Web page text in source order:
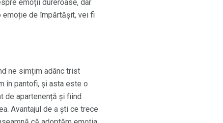
emoții dureroase, dar
emoție de împărtășit, vei fi
ne simțim adânc trist
în pantofi, și asta este o
de apartenență și fiind
Avantajul de a ști ce trece